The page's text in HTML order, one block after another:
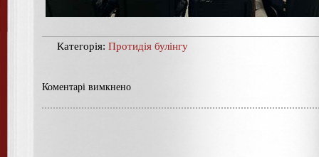
Категорія: Протидія булінгу
Коментарі вимкнено